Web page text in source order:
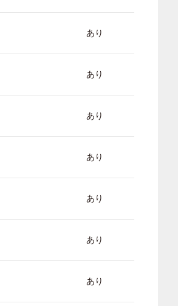
あり
あり
あり
あり
あり
あり
あり